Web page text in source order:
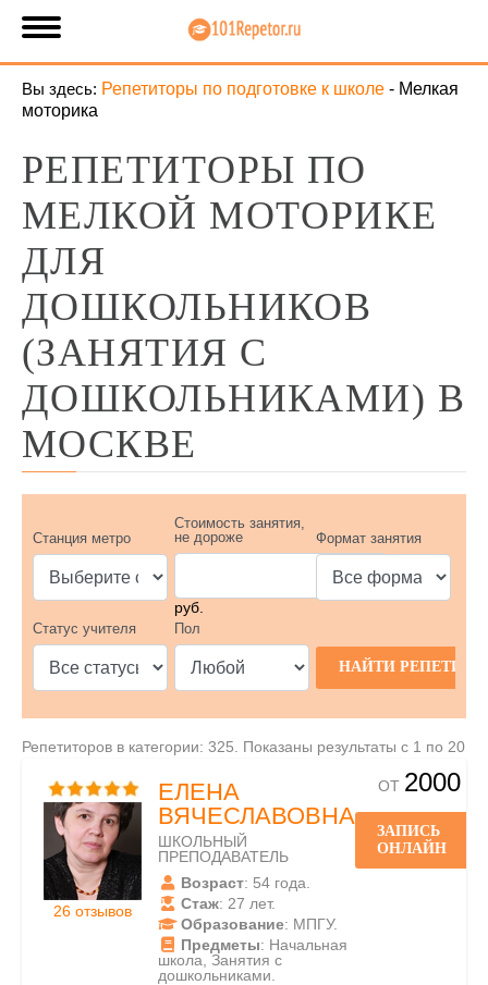
Вы здесь: Репетиторы по подготовке к школе - Мелкая
моторика
РЕПЕТИТОРЫ ПО
МЕЛКОЙ МОТОРИКЕ
ДЛЯ
ДОШКОЛЬНИКОВ
(ЗАНЯТИЯ С
ДОШКОЛЬНИКАМИ) В
МОСКВЕ
Станция метро
Стоимость занятия,
не дороже
руб.
Формат занятия
Статус учителя Пол
Репетиторов в категории: 325. Показаны результаты с 1 по 20
26 отзывов
ЕЛЕНА
ВЯЧЕСЛАВОВНА
ШКОЛЬНЫЙ
ПРЕПОДАВАТЕЛЬ
Возраст: 54 года.
Стаж: 27 лет.
Образование: МПГУ.
Предметы: Начальная
школа, Занятия с
дошкольниками.
ОТ 2000
ЗАПИСЬ
ОНЛАЙН